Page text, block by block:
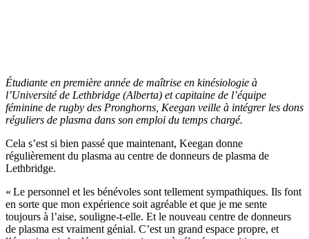
Étudiante en première année de maîtrise en kinésiologie à
l’Université de Lethbridge (Alberta) et capitaine de l’équipe
féminine de rugby des Pronghorns, Keegan veille à intégrer les dons
réguliers de plasma dans son emploi du temps chargé.
Cela s’est si bien passé que maintenant, Keegan donne
régulièrement du plasma au centre de donneurs de plasma de
Lethbridge.
« Le personnel et les bénévoles sont tellement sympathiques. Ils font
en sorte que mon expérience soit agréable et que je me sente
toujours à l’aise, souligne-t-elle. Et le nouveau centre de donneurs
de plasma est vraiment génial. C’est un grand espace propre, et